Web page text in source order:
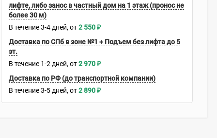
лифте, либо занос в частный дом на 1 этаж (пронос не
более 30 м)
В течение 3-4 дней 2 550₽
Доставка по СПб в зоне №1 + Подъем без лифта до 5
эт.
В течение 1-2 дней 2 970₽
Доставка по РФ (до транспортной компании)
В течение 3-5 дней 2 890₽